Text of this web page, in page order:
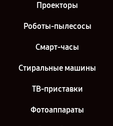
Проекторы
Роботы-пылесосы
Смарт-часы
Стиральные машины
ТВ-приставки
Фотоаппараты